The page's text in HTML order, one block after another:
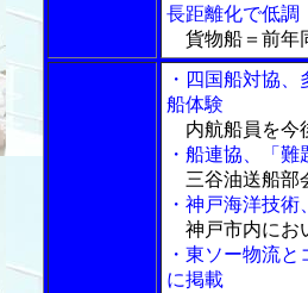
長距離化で低調
貨物船＝前年
・四国船対協
船体験
内航船員を今
・船連協、「
三谷油送船部
・神戸海洋技
神戸市内にお
・東ソー物流
に掲載